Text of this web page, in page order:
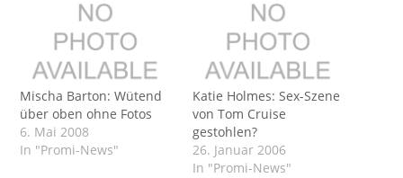
Mischa Barton: Wütend
über oben ohne Fotos
6. Mai 2008
In "Promi-News"
Katie Holmes: Sex-Szene
von Tom Cruise
gestohlen?
26. Januar 2006
In "Promi-News"